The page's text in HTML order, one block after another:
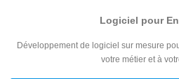
Logiciel pour
Développement de logiciel sur mesure
votre métier et à